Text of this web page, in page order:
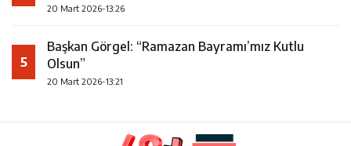
20 Mart 2026-13:26
5
Başkan Görgel: “Ramazan Bayramı’mız Kutlu
Olsun”
20 Mart 2026-13:21